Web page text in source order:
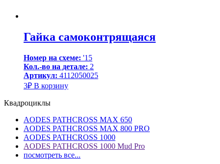
Гайка самоконтрящаяся
Номер на схеме: '15
Кол.-во на детале: 2
Артикул: 4112050025
3₽ В корзину
Квадроциклы
AODES PATHCROSS MAX 650
AODES PATHCROSS MAX 800 PRO
AODES PATHCROSS 1000
AODES PATHCROSS 1000 Mud Pro
посмотреть все...